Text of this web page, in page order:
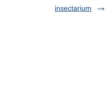
insectarium